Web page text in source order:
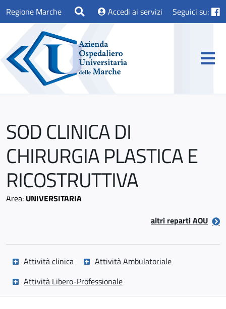
Regione Marche Accedi ai servizi Seguici su:
SOD CLINICA DI
CHIRURGIA PLASTICA E
RICOSTRUTTIVA
Area: UNIVERSITARIA
altri reparti AOU
Attività clinica
Attività Ambulatoriale
Attività Libero-Professionale